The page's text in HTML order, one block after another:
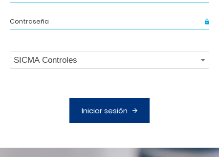
Iniciar sesión